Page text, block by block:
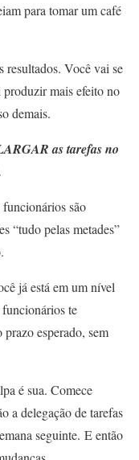
para tomar um café
resultados. Você vai se
mais efeito no
demais.
as tarefas no
são
“tudo pelas metades”
já está em um nível
te
esperado, sem
é sua. Comece
a delegação de tarefas
seguinte. E então